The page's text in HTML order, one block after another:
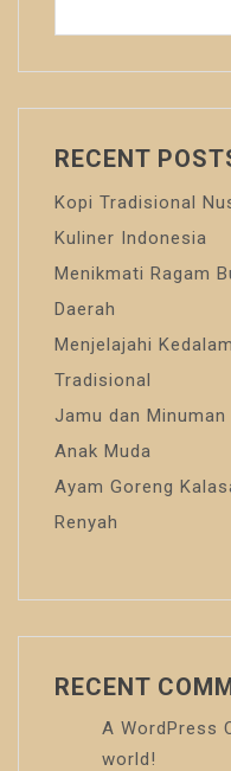
RECENT
Kopi Tradisional
Kuliner Indonesia
Menikmati Ragam
Daerah
Menjelajahi
Tradisional
Jamu dan
Anak Muda
Ayam Goreng
Renyah
RECENT
A WordPress
world!